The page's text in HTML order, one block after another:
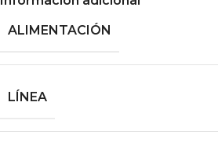
ALIMENTACIÓN
LÍNEA